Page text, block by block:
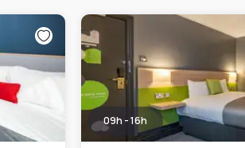
09h - 16h